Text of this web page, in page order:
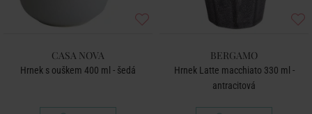
CASA NOVA
Hrnek s ouškem 400 ml - šedá
BERGAMO
Hrnek Latte macchiato 330 ml -
antracitová